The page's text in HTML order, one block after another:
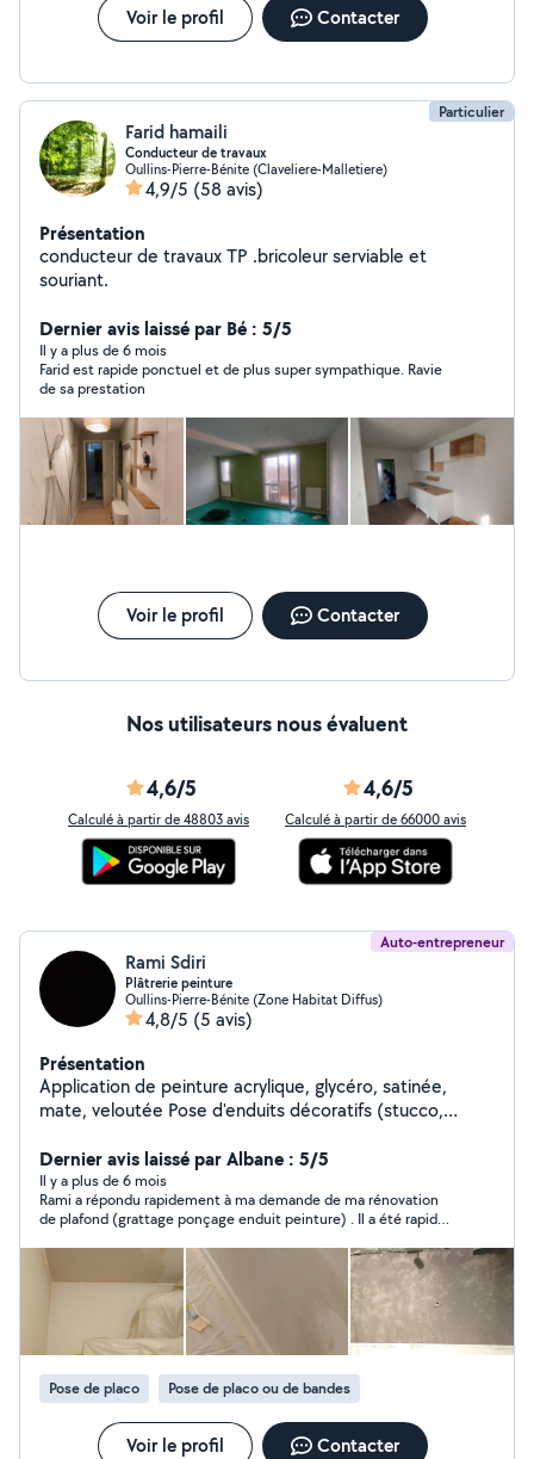
Voir le profil Contacter
Particulier
Farid hamaili
Conducteur de travaux
Oullins-Pierre-Bénite (Claveliere-Malletiere)
4,9/5 (58 avis)
Présentation
conducteur de travaux TP .bricoleur serviable et
souriant.
Dernier avis laissé par Bé : 5/5
Il y a plus de 6 mois
Farid est rapide ponctuel et de plus super sympathique. Ravie
de sa prestation
Voir le profil Contacter
Nos utilisateurs nous évaluent
4,6/5
Calculé à partir de 48803 avis
4,6/5
Calculé à partir de 66000 avis
Auto-entrepreneur
Rami Sdiri
Plâtrerie peinture
Oullins-Pierre-Bénite (Zone Habitat Diffus)
4,8/5 (5 avis)
Présentation
Application de peinture acrylique, glycéro, satinée,
mate, veloutée Pose d'enduits décoratifs (stucco,
peinture Traitement des fissures et reprise des murs
avant peinture 2. Plâtrerie Pose d'enduits de lissage et
de rebouchage Application de plâtre sur murs et
plafonds Création de moulures et corniches en plâtre
Restauration de surfaces en plâtre abîmées 3. Plaquiste
(Pose de plaques de plâtre Placoplatre, BA13, etc.)
Montage de cloisons en placo (cloisons sèches,
phoniques, hydrofuges, etc.) Isolation thermique et
acoustique (laine de verre, laine de roche, polystyrène)
Faux plafonds (staff, dalles, suspendus) Création de
coffrages et habillages (pour gaines techniques, spots
encastrés)
Dernier avis laissé par Albane : 5/5
Il y a plus de 6 mois
Rami a répondu rapidement à ma demande de ma rénovation
de plafond (grattage ponçage enduit peinture) . Il a été rapide
Pose de placo Pose de placo ou de bandes
Voir le profil Contacter